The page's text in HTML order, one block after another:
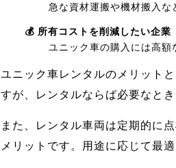
急な資材運搬や機材搬入な
💰 所有コストを削減したい企業
ユニック車の購入には高額
ユニック車レンタルのメリット
すが、レンタルならば必要なと
また、レンタル車両は定期的に
メリットです。用途に応じて最